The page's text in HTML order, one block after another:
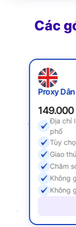
Các
Proxy
149.000
Địa chỉ
phố
Tùy
Giao
Chăm
Không
Không